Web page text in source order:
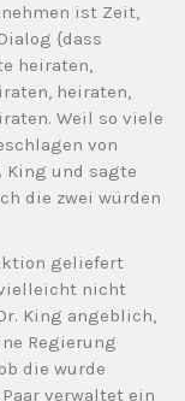
ist Zeit,
{dass
heiraten,
heiraten,
Weil so viele
von
King und sagte
die zwei würden
geliefert
nicht
King angeblich,
Regierung
die wurde
verwaltet ein